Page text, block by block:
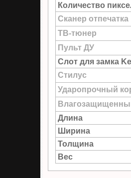
Количество
Сканер
ТВ-тюнер
Пульт ДУ
Слот для замка
Стилус
Ударопрочный
Длина
Ширина
Толщина
Вес